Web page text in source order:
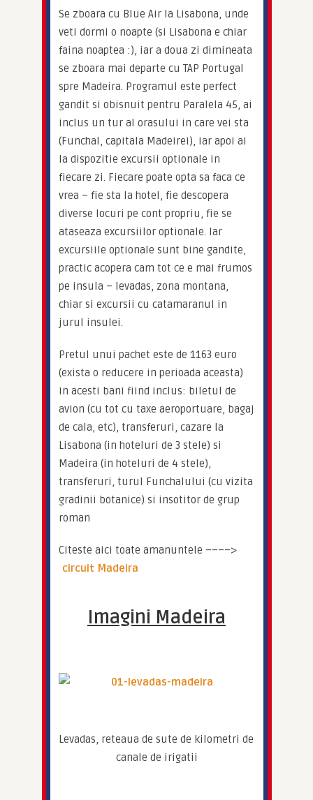
Se zboara cu Blue Air la Lisabona, unde
veti dormi o noapte (si Lisabona e chiar
faina noaptea :), iar a doua zi dimineata
se zboara mai departe cu TAP Portugal
spre Madeira. Programul este perfect
gandit si obisnuit pentru Paralela 45, ai
inclus un tur al orasului in care vei sta
(Funchal, capitala Madeirei), iar apoi ai
la dispozitie excursii optionale in
fiecare zi. Fiecare poate opta sa faca ce
vrea – fie sta la hotel, fie descopera
diverse locuri pe cont propriu, fie se
ataseaza excursiilor optionale. Iar
excursiile optionale sunt bine gandite,
practic acopera cam tot ce e mai frumos
pe insula – levadas, zona montana,
chiar si excursii cu catamaranul in
jurul insulei.
Pretul unui pachet este de 1163 euro
(exista o reducere in perioada aceasta)
in acesti bani fiind inclus: biletul de
avion (cu tot cu taxe aeroportuare, bagaj
de cala, etc), transferuri, cazare la
Lisabona (in hoteluri de 3 stele) si
Madeira (in hoteluri de 4 stele),
transferuri, turul Funchalului (cu vizita
gradinii botanice) si insotitor de grup
roman
circuit Madeira
Imagini Madeira
Levadas, reteaua de sute de kilometri de
canale de irigatii